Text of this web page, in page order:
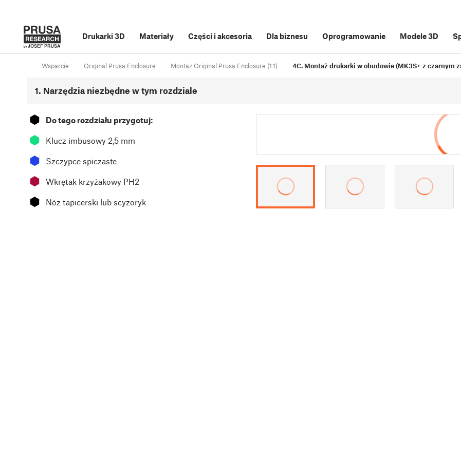
Drukarki 3D Materiały Części i akcesoria Dla biznesu Oprogramowanie Modele 3D
Wsparcie Original Prusa Enclosure Montaż Original Prusa Enclosure (1.1) 4C. Montaż drukarki w obudowie (MK3S+ z czarnym
1. Narzędzia niezbędne w tym rozdziale
⬢ Do tego rozdziału przygotuj:
⬢ Klucz imbusowy 2,5 mm
⬢ Szczypce spiczaste
⬢ Wkrętak krzyżakowy PH2
⬢ Nóż tapicerski lub scyzoryk